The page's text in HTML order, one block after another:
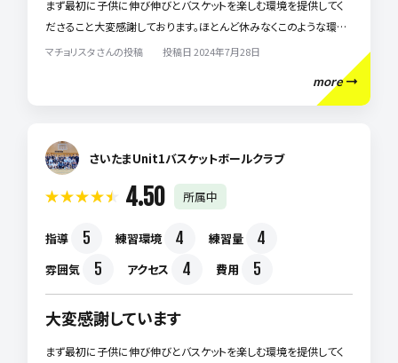
まず最初に子供に伸び伸びとバスケットを楽しむ環境を提供してく
ださること大変感謝しております。ほとんど休みなくこのような環境
を提供してくださることは簡単なことではないと思います。 その中で
ムな雰囲気作りをしてくださること、我が子にはとても合っているよ
いチームです。
マチョリスタさんの投稿 投稿日 2024年7月28日
more
さいたまUnit1バスケットボールクラブ
4.50 所属中
指導 5 練習環境 4 練習量 4
雰囲気 5 アクセス 4 費用 5
大変感謝しています
まず最初に子供に伸び伸びとバスケットを楽しむ環境を提供してく